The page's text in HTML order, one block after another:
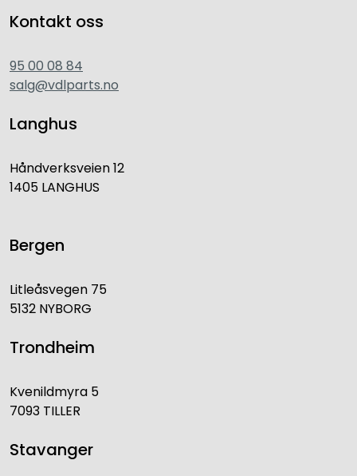
Kontakt oss
95 00 08 84
salg@vdlparts.no
Langhus
Håndverksveien 12
1405 LANGHUS
Bergen
Litleåsvegen 75
5132 NYBORG
Trondheim
Kvenildmyra 5
7093 TILLER
Stavanger